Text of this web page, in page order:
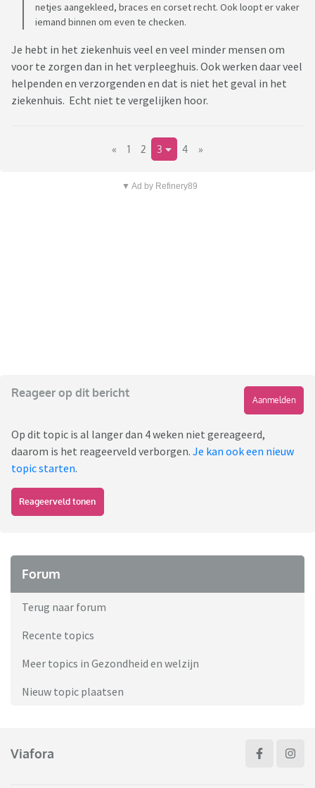
netjes aangekleed, braces en corset recht. Ook loopt er vaker
iemand binnen om even te checken.
Je hebt in het ziekenhuis veel en veel minder mensen om
voor te zorgen dan in het verpleeghuis. Ook werken daar veel
helpenden en verzorgenden en dat is niet het geval in het
ziekenhuis. Echt niet te vergelijken hoor.
« 1 2 3 4 »
▼ Ad by Refinery89
Reageer op dit bericht
Aanmelden
Op dit topic is al langer dan 4 weken niet gereageerd,
daarom is het reageerveld verborgen. Je kan ook een nieuw
topic starten.
Reageerveld tonen
Forum
Terug naar forum
Recente topics
Meer topics in Gezondheid en welzijn
Nieuw topic plaatsen
Viafora